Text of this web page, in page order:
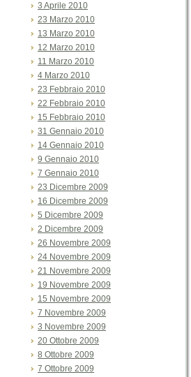
3 Aprile 2010
23 Marzo 2010
13 Marzo 2010
12 Marzo 2010
11 Marzo 2010
4 Marzo 2010
23 Febbraio 2010
22 Febbraio 2010
15 Febbraio 2010
31 Gennaio 2010
14 Gennaio 2010
9 Gennaio 2010
7 Gennaio 2010
23 Dicembre 2009
16 Dicembre 2009
5 Dicembre 2009
2 Dicembre 2009
26 Novembre 2009
24 Novembre 2009
21 Novembre 2009
19 Novembre 2009
15 Novembre 2009
7 Novembre 2009
3 Novembre 2009
20 Ottobre 2009
8 Ottobre 2009
7 Ottobre 2009